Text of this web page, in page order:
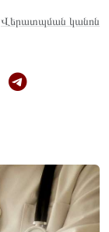
Վերատպման կանոն